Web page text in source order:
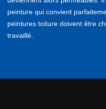
peinture qui convient
peintures toiture doivent être
travaillé.